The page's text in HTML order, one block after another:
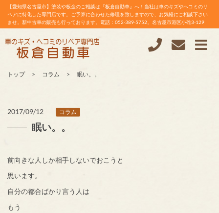
【愛知県名古屋市】塗装や板金のご相談は『板倉自動車』へ！当社は車のキズやヘコミのリ
ペアに特化した専門店です。ご予算に合わせた修理を致しますので、お気軽にご相談下さい
ませ。新中古車の販売も行っております。電話：052-389-5752。名古屋市港区小碓3-129
トップ コラム 眠い。。
2017/09/12 コラム
眠い。。
前向きな人しか相手しないでおこうと
思います。
自分の都合ばかり言う人は
もう